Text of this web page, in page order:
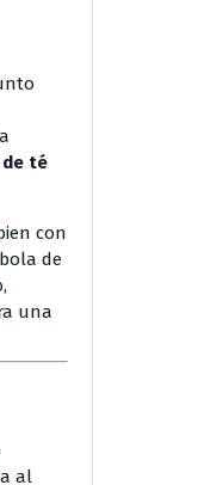
té
con
de
una
al